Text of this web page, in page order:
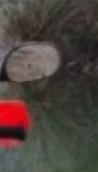
Modificar
Tècniques i
Aquest lloc web
informació amb la
Si continua
navegador podent,
instal·lades al disc
compte que
navegació de la
Analítiques i